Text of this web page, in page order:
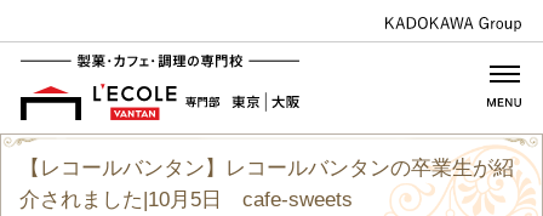
【レコールバンタン】レコールバンタンの卒業生が紹
介されました|10月5日 cafe-sweets